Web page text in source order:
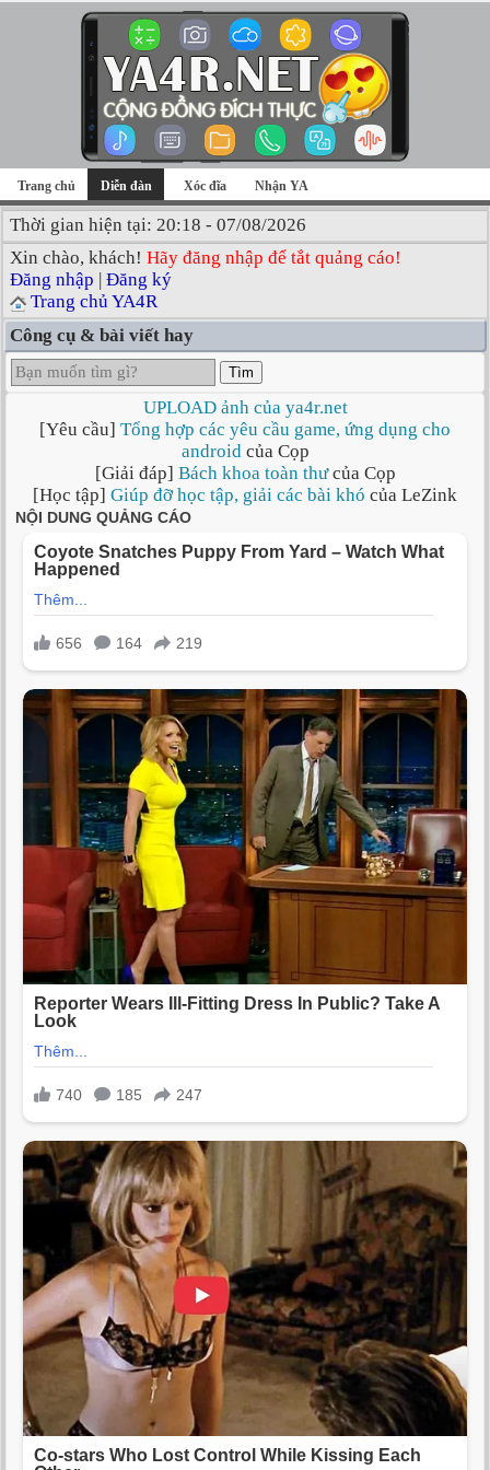
Trang chủ Diễn đàn Xóc đĩa Nhận YA
Thời gian hiện tại: 20:18 - 07/08/2026
Xin chào, khách! Hãy đăng nhập để tắt quảng cáo!
Đăng nhập | Đăng ký
Trang chủ YA4R
Công cụ & bài viết hay
Tìm
UPLOAD ảnh của ya4r.net
[Yêu cầu] Tổng hợp các yêu cầu game, ứng dụng cho
androidcủa Cọp
[Giải đáp] Bách khoa toàn thưcủa Cọp
[Học tập] Giúp đỡ học tập, giải các bài khó của LeZink